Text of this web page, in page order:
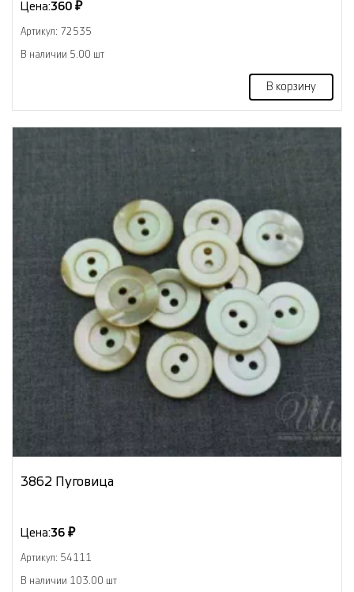
Цена:360 ₽
Артикул: 72535
В наличии 5.00 шт
В корзину
3862 Пуговица
Цена:36 ₽
Артикул: 54111
В наличии 103.00 шт